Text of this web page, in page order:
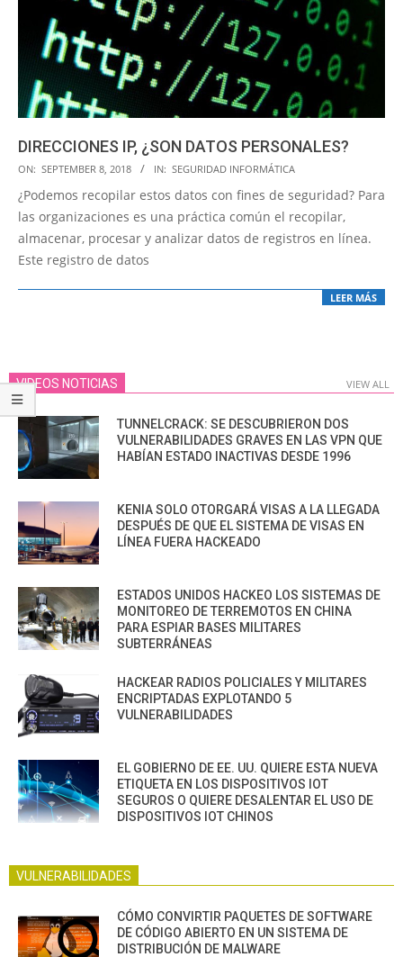
DIRECCIONES IP, ¿SON DATOS PERSONALES?
2018-
09-
08
ON: SEPTEMBER 8, 2018 IN: SEGURIDAD INFORMÁTICA
¿Podemos recopilar estos datos con fines de seguridad? Para
las organizaciones es una práctica común el recopilar,
almacenar, procesar y analizar datos de registros en línea.
Este registro de datos
LEER MÁS
VIDEOS NOTICIAS VIEW ALL
TUNNELCRACK: SE DESCUBRIERON DOS
VULNERABILIDADES GRAVES EN LAS VPN QUE
HABÍAN ESTADO INACTIVAS DESDE 1996
KENIA SOLO OTORGARÁ VISAS A LA LLEGADA
DESPUÉS DE QUE EL SISTEMA DE VISAS EN
LÍNEA FUERA HACKEADO
ESTADOS UNIDOS HACKEO LOS SISTEMAS DE
MONITOREO DE TERREMOTOS EN CHINA
PARA ESPIAR BASES MILITARES
SUBTERRÁNEAS
HACKEAR RADIOS POLICIALES Y MILITARES
ENCRIPTADAS EXPLOTANDO 5
VULNERABILIDADES
EL GOBIERNO DE EE. UU. QUIERE ESTA NUEVA
ETIQUETA EN LOS DISPOSITIVOS IOT
SEGUROS O QUIERE DESALENTAR EL USO DE
DISPOSITIVOS IOT CHINOS
VULNERABILIDADES
CÓMO CONVIRTIR PAQUETES DE SOFTWARE
DE CÓDIGO ABIERTO EN UN SISTEMA DE
DISTRIBUCIÓN DE MALWARE